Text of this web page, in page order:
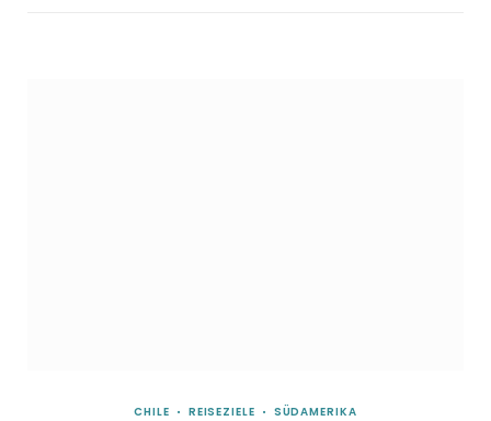
CHILE REISEZIELE SÜDAMERIKA